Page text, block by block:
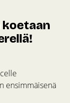
koetaan
ensimmäisenä